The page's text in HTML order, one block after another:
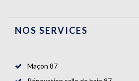
NOS SERVICES
Maçon 87